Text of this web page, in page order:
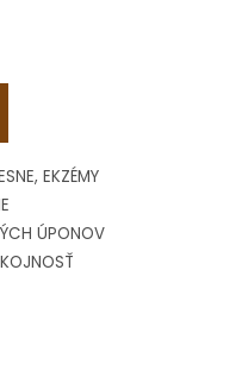
EKZÉMY
ÚPONOV